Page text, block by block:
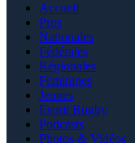
Accueil
Pros
Nationales
Fédérales
Régionales
Féminines
Jeunes
Esprit Rugby
Podcasts
Photos & Vidéos